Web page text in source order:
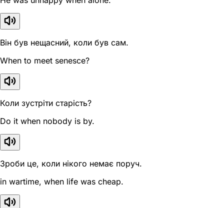
Він був нещасний, коли був сам.
When to meet senesce?
Коли зустріти старість?
Do it when nobody is by.
Зроби це, коли нікого немає поруч.
in wartime, when life was cheap.